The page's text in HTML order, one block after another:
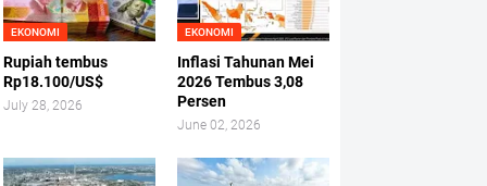
EKONOMI
Rupiah tembus
Rp18.100/US$
July 28, 2026
EKONOMI
Inflasi Tahunan Mei
2026 Tembus 3,08
Persen
June 02, 2026